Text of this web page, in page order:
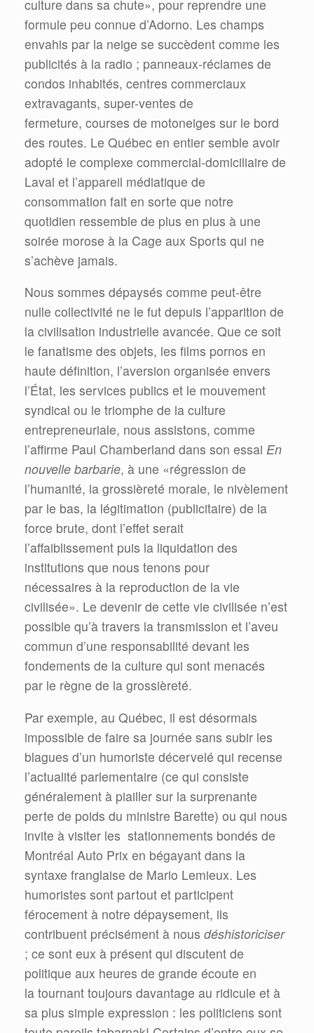
culture dans sa chute», pour reprendre une
formule peu connue d’Adorno. Les champs
envahis par la neige se succèdent comme les
publicités à la radio ; panneaux-réclames de
condos inhabités, centres commerciaux
extravagants, super-ventes de
fermeture, courses de motoneiges sur le bord
des routes. Le Québec en entier semble avoir
adopté le complexe commercial-domiciliaire de
Laval et l’appareil médiatique de
consommation fait en sorte que notre
quotidien ressemble de plus en plus à une
soirée morose à la Cage aux Sports qui ne
s’achève jamais.
Nous sommes dépaysés comme peut-être
nulle collectivité ne le fut depuis l’apparition de
la civilisation industrielle avancée. Que ce soit
le fanatisme des objets, les films pornos en
haute définition, l’aversion organisée envers
l’État, les services publics et le mouvement
syndical ou le triomphe de la culture
entrepreneuriale, nous assistons, comme
l’affirme Paul Chamberland dans son essai En
nouvelle barbarie, à une «régression de
l’humanité, la grossièreté morale, le nivèlement
par le bas, la légitimation (publicitaire) de la
force brute, dont l’effet serait
l’affaiblissement puis la liquidation des
institutions que nous tenons pour
nécessaires à la reproduction de la vie
civilisée». Le devenir de cette vie civilisée n’est
possible qu’à travers la transmission et l’aveu
commun d’une responsabilité devant les
fondements de la culture qui sont menacés
par le règne de la grossièreté.
Par exemple, au Québec, il est désormais
impossible de faire sa journée sans subir les
blagues d’un humoriste décervelé qui recense
l’actualité parlementaire (ce qui consiste
généralement à piailler sur la surprenante
perte de poids du ministre Barette) ou qui nous
invite à visiter les stationnements bondés de
Montréal Auto Prix en bégayant dans la
syntaxe franglaise de Mario Lemieux. Les
humoristes sont partout et participent
férocement à notre dépaysement, ils
contribuent précisément à nous déshistoriciser
; ce sont eux à présent qui discutent de
politique aux heures de grande écoute en
la tournant toujours davantage au ridicule et à
sa plus simple expression : les politiciens sont